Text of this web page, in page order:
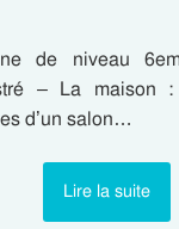
de niveau
– La maison
d’un salon…
Lire la suite